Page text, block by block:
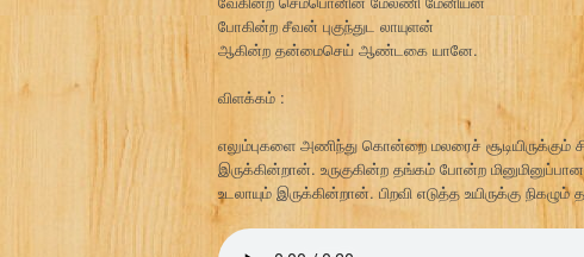
போகின்ற சீவன் புகுந்துட லாயுளன்
ஆகின்ற தன்மைசெய் ஆண்டகை யானே.
விளக்கம் :
எலும்புகளை அணிந்து கொன்றை மலரைச்
இருக்கின்றான். உருகுகின்ற தங்கம் போன்ற
உடலாயும் இருக்கின்றான். பிறவி எடுத்த உயிருக்கு